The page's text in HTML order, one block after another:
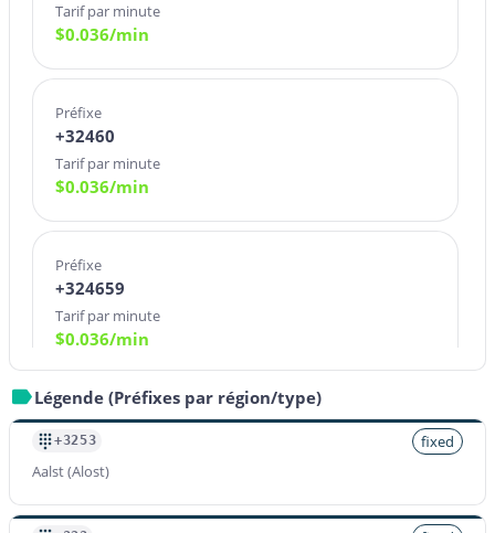
Tarif par minute
$0.036/min
Préfixe
+32460
Tarif par minute
$0.036/min
Préfixe
+324659
Tarif par minute
$0.036/min
Préfixe
+324660
Tarif par minute
Légende (Préfixes par région/type)
+3253
fixed
Aalst (Alost)